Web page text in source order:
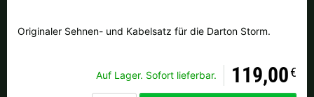
Originaler Sehnen- und Kabelsatz für die Darton Storm.
Auf Lager. Sofort lieferbar. 119,00€
Schweden | kr